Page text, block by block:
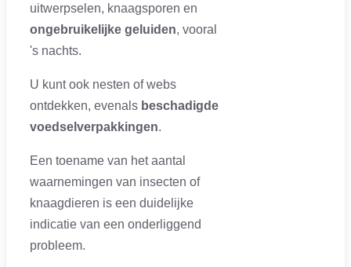
uitwerpselen, knaagsporen en
ongebruikelijke geluiden, vooral
's nachts.
U kunt ook nesten of webs
ontdekken, evenals beschadigde
voedselverpakkingen.
Een toename van het aantal
waarnemingen van insecten of
knaagdieren is een duidelijke
indicatie van een onderliggend
probleem.